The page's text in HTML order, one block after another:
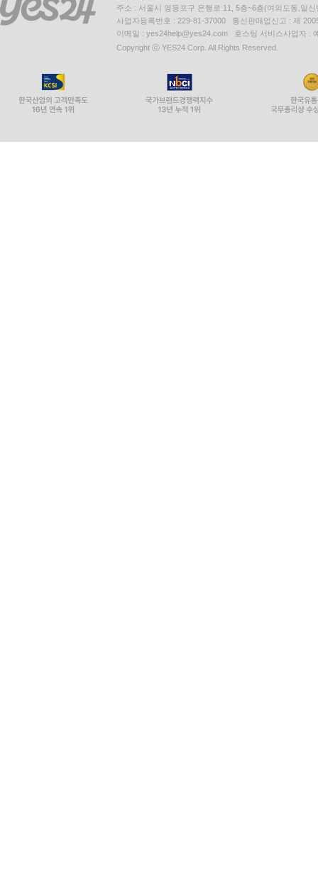
주소 : 서울시 영등포구 은행로 11, 5층~6층(여의도동,일신
사업자등록번호 : 229-81-37000 통신판매업신고 : 제
이메일 : yes24help@yes24.com 호스팅 서비스사업자 :
Copyright ⓒ YES24 Corp. All Rights Reserved.